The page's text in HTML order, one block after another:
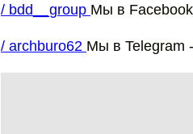
/ bdd__group Мы в
/ archburo62 Мы в Telegram -